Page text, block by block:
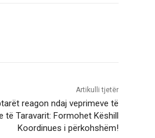
Artikulli tjetër
reagon ndaj veprimeve të
të Taravarit: Formohet Këshill
Koordinues i përkohshëm!